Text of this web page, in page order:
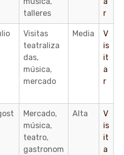
talleres
r
Visitas
teatraliza
das,
música,
mercado
Media
V
is
it
a
r
Mercado,
música,
teatro,
gastronom
Alta
V
is
it
a